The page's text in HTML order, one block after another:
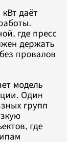
даёт
где пресс
держать
провалов
модель
Один
групп
где